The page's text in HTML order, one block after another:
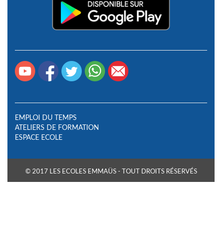
EMPLOI DU TEMPS
ATELIERS DE FORMATION
ESPACE ECOLE
© 2017 LES ECOLES EMMAÜS - TOUT DROITS RÉSERVÉS